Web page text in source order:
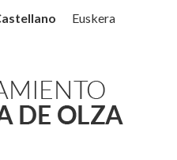
Cendea
Euskera